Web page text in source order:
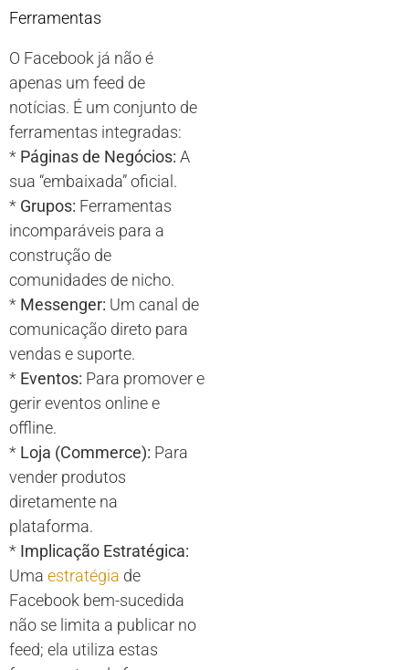
Ferramentas
O Facebook já não é
apenas um feed de
notícias. É um conjunto de
ferramentas integradas:
* Páginas de Negócios: A
sua “embaixada” oficial.
* Grupos: Ferramentas
incomparáveis para a
construção de
comunidades de nicho.
* Messenger: Um canal de
comunicação direto para
vendas e suporte.
* Eventos: Para promover e
gerir eventos online e
offline.
* Loja (Commerce): Para
vender produtos
diretamente na
plataforma.
* Implicação Estratégica:
Uma estratégia de
Facebook bem-sucedida
não se limita a publicar no
feed; ela utiliza estas